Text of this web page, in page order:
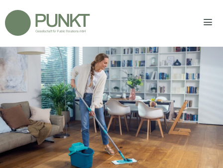
Inhalt
springen